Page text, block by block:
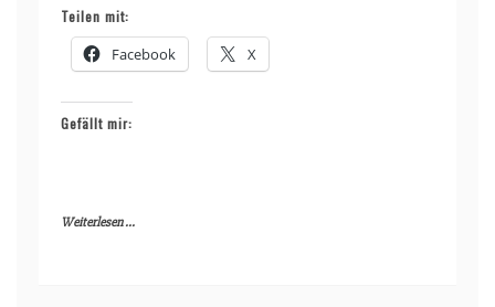
Teilen mit:
Facebook X
Gefällt mir:
Weiterlesen ...